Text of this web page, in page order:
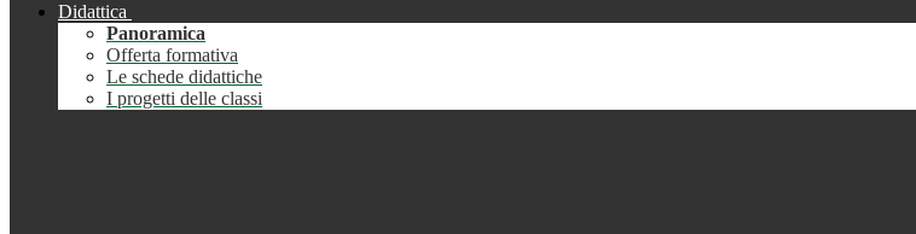
Didattica
Panoramica
Offerta formativa
Le schede didattiche
I progetti delle classi